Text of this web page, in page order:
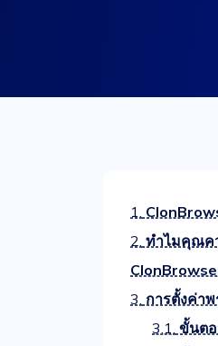
1.
2. ทำไมคุณค
3. การตั้งค่า
3.1. ขั้นตอ